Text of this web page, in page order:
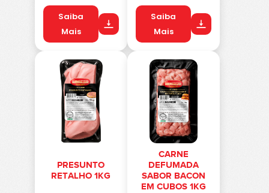
Saiba
Mais
Saiba
Mais
PRESUNTO
RETALHO 1KG
CARNE
DEFUMADA
SABOR BACON
EM CUBOS 1KG